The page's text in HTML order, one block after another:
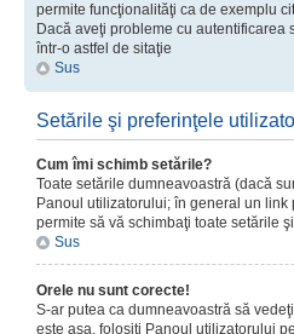
permite funcţionalităţi ca de exemplu
Dacă aveţi probleme cu
într-o astfel de sitaţie
Sus
Setările şi preferinţele
Cum îmi schimb setările?
Toate setările dumneavoastră (dacă
Panoul utilizatorului; în general un
permite să vă schimbaţi toate setările
Sus
Orele nu sunt corecte!
S-ar putea ca dumneavoastră să
este aşa, folosiţi Panoul utilizatorului